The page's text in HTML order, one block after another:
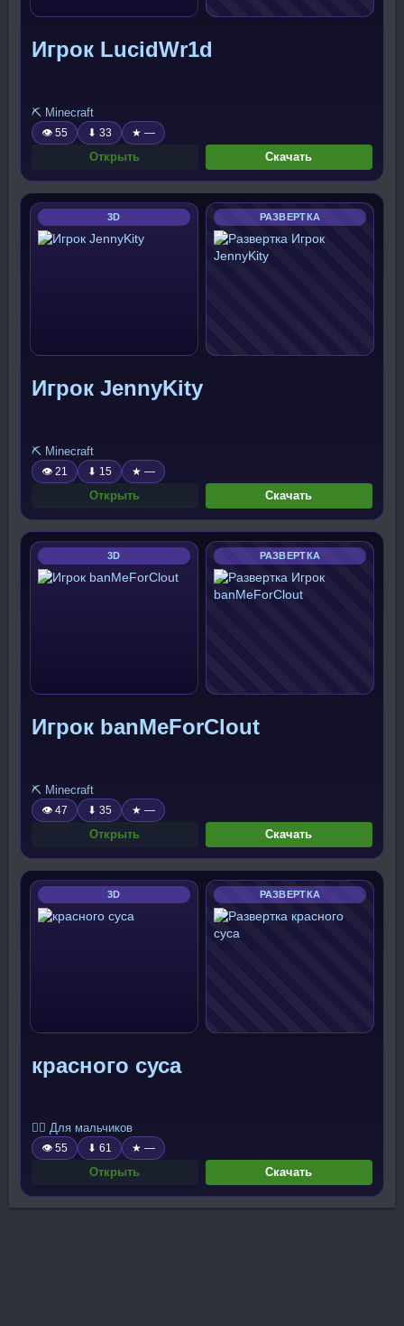
Игрок LucidWr1d
⛏️ Minecraft
👁 55 ⬇ 33 ★ —
Открыть Скачать
3D РАЗВЕРТКА
Игрок JennyKity
⛏️ Minecraft
👁 21 ⬇ 15 ★ —
Открыть Скачать
3D РАЗВЕРТКА
Игрок banMeForClout
⛏️ Minecraft
👁 47 ⬇ 35 ★ —
Открыть Скачать
3D РАЗВЕРТКА
красного суса
🧍‍♂️ Для мальчиков
👁 55 ⬇ 61 ★ —
Открыть Скачать